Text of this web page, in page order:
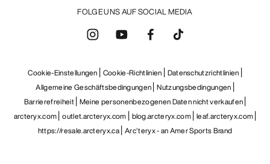
FOLGE UNS AUF SOCIAL MEDIA
Cookie-Einstellungen Cookie-Richtlinien Datenschutzrichtlinien
Allgemeine Geschäftsbedingungen Nutzungsbedingungen
Barrierefreiheit Meine personenbezogenen Daten nicht verkaufen
arcteryx.com outlet.arcteryx.com blog.arcteryx.com leaf.arcteryx.com
https://resale.arcteryx.ca Arc'teryx - an Amer Sports Brand